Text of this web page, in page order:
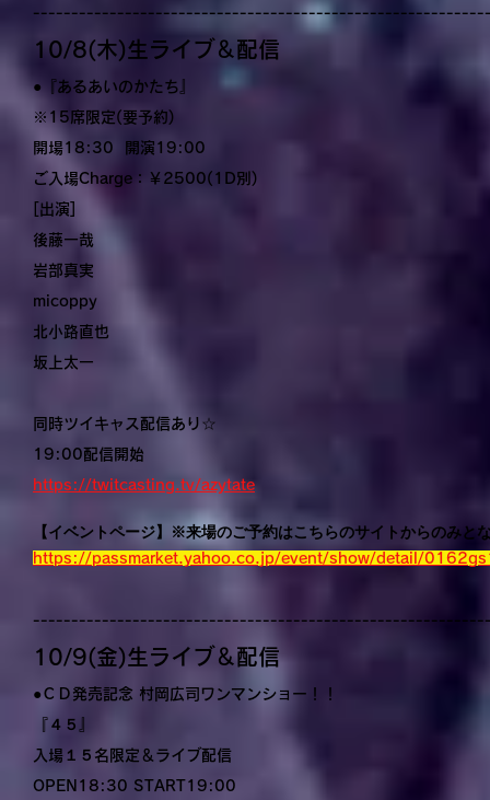
10/8(木)生ライブ＆配信
●『あるあいのかたち』
※15席限定(要予約)
開場18:30 開演19:00
ご入場Charge：￥2500(1D別)
[出演]
後藤一哉
岩部真実
micoppy
北小路直也
坂上太一
同時ツイキャス配信あり☆
19:00配信開始
https://twitcasting.tv/azytate
【イベントページ】※来場のご予約はこちらのサイトからのみと
https://passmarket.yahoo.co.jp/event/show/detail/
10/9(金)生ライブ＆配信
●ＣＤ発売記念 村岡広司ワンマンショー！！
『 ４５
入場 １５ 名限定＆ライブ配信
OPEN18:30 START19:00